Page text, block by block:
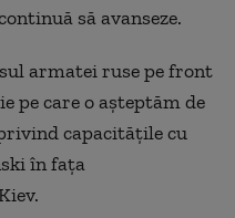
să avanseze.
armatei ruse pe front
pe care o aşteptăm de
capacităţile cu
în faţa